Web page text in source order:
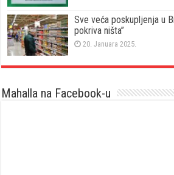
Sve veća poskupljenja u
pokriva ništa”
20. Januara 2025.
Mahalla na Facebook-u